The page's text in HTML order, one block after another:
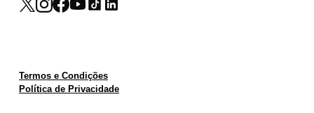
Termos e Condições
Política de Privacidade